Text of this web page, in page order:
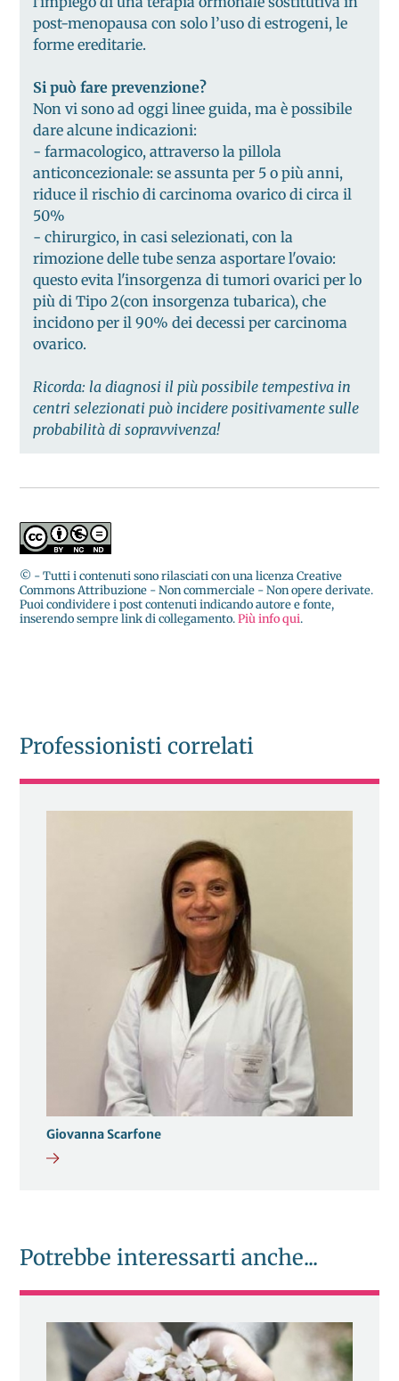
post-menopausa con solo l’uso di estrogeni, le
forme ereditarie.
Si può fare prevenzione?
Non vi sono ad oggi linee guida, ma è possibile
dare alcune indicazioni:
- farmacologico, attraverso la pillola
anticoncezionale: se assunta per 5 o più anni,
riduce il rischio di carcinoma ovarico di circa il
50%
- chirurgico, in casi selezionati, con la
rimozione delle tube senza asportare l'ovaio:
questo evita l'insorgenza di tumori ovarici per lo
più di Tipo 2(con insorgenza tubarica), che
incidono per il 90% dei decessi per carcinoma
ovarico.
Ricorda: la diagnosi il più possibile tempestiva in
centri selezionati può incidere positivamente sulle
probabilità di sopravvivenza!
© - Tutti i contenuti sono rilasciati con una licenza Creative
Commons Attribuzione - Non commerciale - Non opere derivate.
Puoi condividere i post contenuti indicando autore e fonte,
inserendo sempre link di collegamento.Più info qui.
Professionisti correlati
Giovanna Scarfone
Potrebbe interessarti anche...